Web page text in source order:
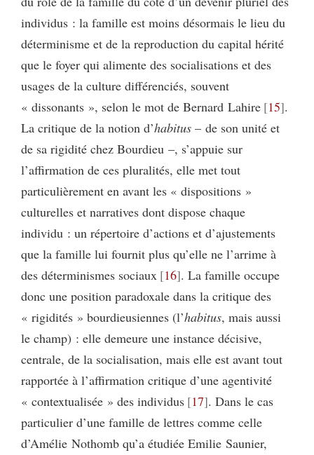
individus : la famille est moins désormais le lieu du
déterminisme et de la reproduction du capital hérité
que le foyer qui alimente des socialisations et des
usages de la culture différenciés, souvent
« dissonants », selon le mot de Bernard Lahire 15 .
La critique de la notion d’habitus – de son unité et
de sa rigidité chez Bourdieu –, s’appuie sur
l’affirmation de ces pluralités, elle met tout
particulièrement en avant les « dispositions »
culturelles et narratives dont dispose chaque
individu : un répertoire d’actions et d’ajustements
que la famille lui fournit plus qu’elle ne l’arrime à
des déterminismes sociaux 16 . La famille occupe
donc une position paradoxale dans la critique des
« rigidités » bourdieusiennes (l’habitus, mais aussi
le champ) : elle demeure une instance décisive,
centrale, de la socialisation, mais elle est avant tout
rapportée à l’affirmation critique d’une agentivité
« contextualisée » des individus 17 . Dans le cas
particulier d’une famille de lettres comme celle
d’Amélie Nothomb qu’a étudiée Emilie Saunier,